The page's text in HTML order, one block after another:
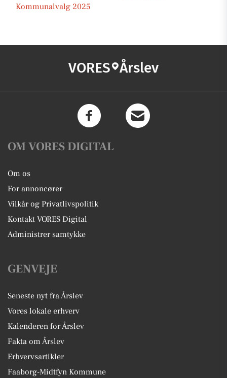
Kommunalvalg 2025
VORES Årslev
OM VORES DIGITAL
Om os
For annoncører
Vilkår og Privatlivspolitik
Kontakt VORES Digital
Administrer samtykke
GENVEJE
Seneste nyt fra Årslev
Vores lokale erhverv
Kalenderen for Årslev
Fakta om Årslev
Erhvervsartikler
Faaborg-Midtfyn Kommune